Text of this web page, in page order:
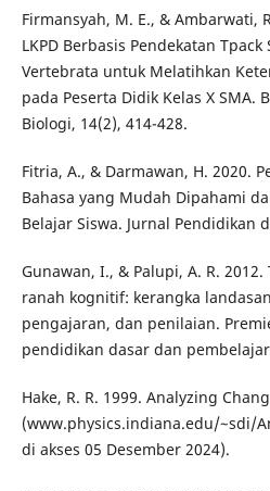
Firmansyah, M. E., & Ambarwati,
LKPD Berbasis Pendekatan
Vertebrata untuk Melatihkan
pada Peserta Didik Kelas X SMA.
Biologi, 14(2), 414-428.
Fitria, A., & Darmawan, H. 2020.
Bahasa yang Mudah Dipahami
Belajar Siswa. Jurnal Pendidikan
Gunawan, I., & Palupi, A. R.
ranah kognitif: kerangka
pengajaran, dan penilaian.
pendidikan dasar dan
Hake, R. R. 1999. Analyzing
(www.physics.indiana.edu/~sdi/
di akses 05 Desember 2024).